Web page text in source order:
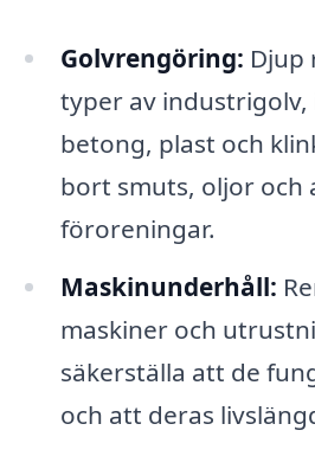
Golvrengöring: Djup
typer av industrigolv,
betong, plast och
bort smuts, oljor och
föroreningar.
Maskinunderhåll:
maskiner och
säkerställa att de
och att deras